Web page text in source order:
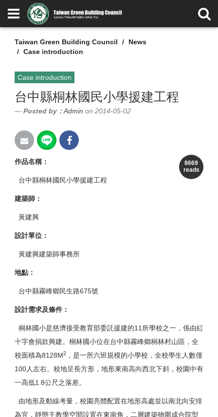
Taiwan Green Building Council
News
Case introduction
Case introduction
台中縣桐林國民小學援建工程
Posted by： Admin on 2014-05-02
8669
reads
作品名稱：
台中縣桐林國民小學援建工程
建築師：
黃建興
設計單位：
黃建興建築師事務所
地點：
台中縣霧峰鄉民生路675號
設計需求及條件：
桐林國小是慈濟接受教育部委託援建的11所學校之一，係由紅
十字會捐款興建。桐林國小位在台中縣霧峰鄉桐林村山區，全
校面積為8128M2 ，是一所六班規模的小學校，全校學生人數僅
100人左右。校地呈長方形，地形東南高向西北下斜，校園中有
一高低1.8公尺之落差。
由地形及動線考量，校園亮體配置在地形高處並以南北向安排
為宜，靜態主教學空間設置在東南角，二層建築物圍成合院型